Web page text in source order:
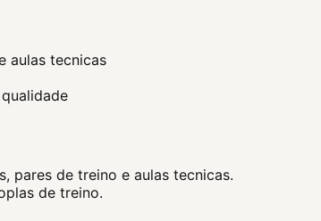
aulas tecnicas
pares de treino e aulas tecnicas.
de treino.